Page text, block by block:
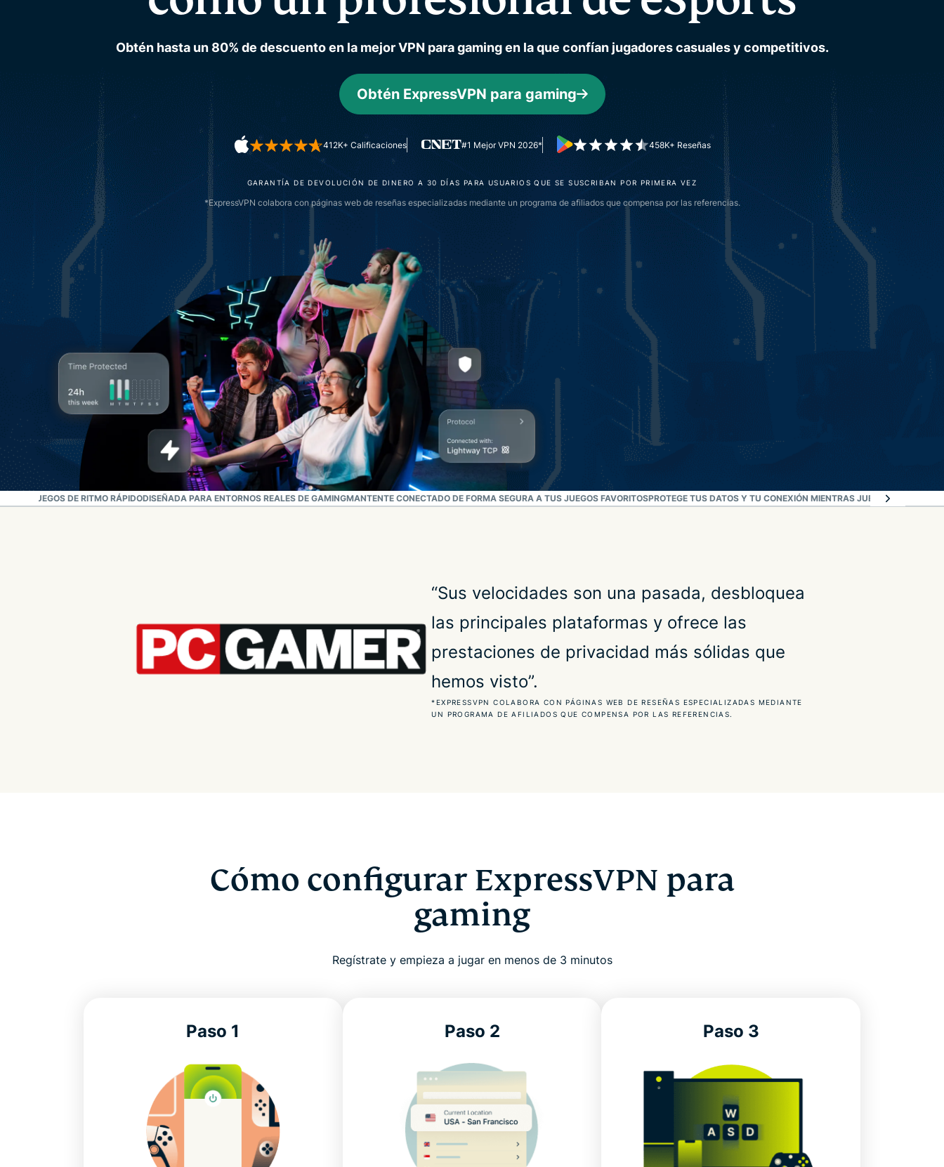
autenticación
confidencial
centrada en
Defender
Potente
herramientas
protección
supervisión y
de datos.
Obtén hasta un 80% de descuento en la mejor VPN para gaming en la que confían jugadores casuales y competitivos.
Obtén ExpressVPN para gaming
412K+ Calificaciones #1 Mejor VPN 2026* 458K+ Reseñas
GARANTÍA DE DEVOLUCIÓN DE DINERO A 30 DÍAS PARA USUARIOS QUE SE SUSCRIBAN POR PRIMERA VEZ
*ExpressVPN colabora con páginas web de reseñas especializadas mediante un programa de afiliados que compensa por las referencias.
PARA JUEGOS DE RITMO RÁPIDODISEÑADA PARA ENTORNOS REALES DE GAMINGMANTENTE CONECTADO DE FORMA SEGURA A TUS JUEGOS FAVORITOSPROTEGE TUS DATOS Y TU CONEXIÓN MIENTRAS JUEGAS
“Sus velocidades son una pasada, desbloquea
las principales plataformas y ofrece las
prestaciones de privacidad más sólidas que
hemos visto”.
*EXPRESSVPN COLABORA CON PÁGINAS WEB DE RESEÑAS ESPECIALIZADAS MEDIANTE
UN PROGRAMA DE AFILIADOS QUE COMPENSA POR LAS REFERENCIAS.
Cómo configurar ExpressVPN para
gaming
Regístrate y empieza a jugar en menos de 3 minutos
Paso 1 Paso 2 Paso 3